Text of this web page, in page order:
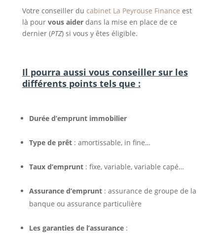
Votre conseiller du cabinet La Peyrouse Finance est
là pour vous aiderdans la mise en place de ce
dernier (PTZ) si vous y êtes éligible.
Il pourra aussi vous conseiller sur les
différents points tels que :
Durée d’emprunt immobilier
Type de prêt : amortissable, in fine…
Taux d’emprunt : fixe, variable, variable capé…
Assurance d’emprunt : assurance de groupe de la
banque ou assurance particulière
Les garanties de l’assurance :